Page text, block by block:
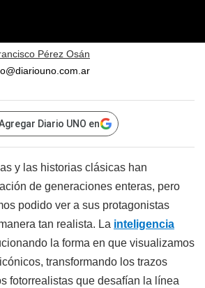
Pérez Osán
Diario UNO en
y las historias clásicas han
de generaciones enteras, pero
podido ver a sus protagonistas
tan realista. La inteligencia
la forma en que visualizamos
transformando los trazos
fotorrealistas que desafían la línea